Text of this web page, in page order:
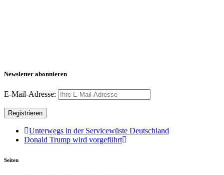
Newsletter abonnieren
E-Mail-Adresse:
Unterwegs in der Servicewüste Deutschland
Donald Trump wird vorgeführt
Seiten